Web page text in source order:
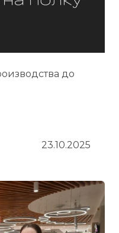
до
23.10.2025